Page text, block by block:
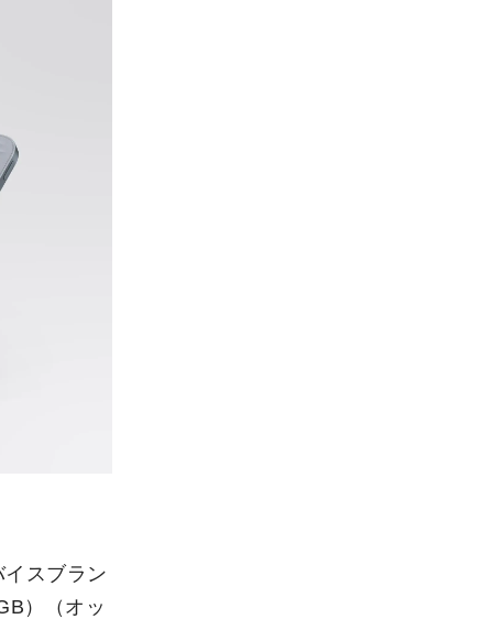
スブラン
）（オッ